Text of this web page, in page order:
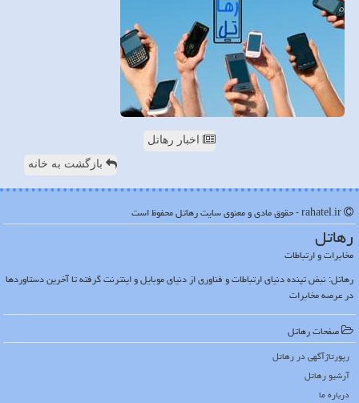
اخبار رهاتل
بازگشت به خانه
رهاتل
مخابرات و ارتباطات
رهاتل: نبض تپنده دنیای ارتباطات و فناوری از دنیای موبایل و اینترنت گرفته تا آخرین دستاوردها
در عرصه مخابرات
صفحات رهاتل
رپورتاژآگهی در رهاتل
آرشیو رهاتل
درباره ما